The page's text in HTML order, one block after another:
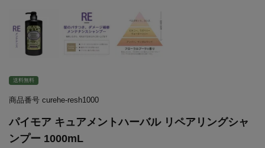
送料無料
商品番号 curehe-resh1000
パイモア キュアメントハーバル リペアリングシャ
ンプー 1000mL